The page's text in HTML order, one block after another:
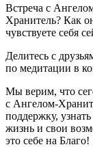
Встреча с
Хранитель? Как
чувствуете себя
Делитесь с
по медитации в
Мы верим, что
с Ангелом-
поддержку,
жизнь и свои
это себе на Благо!